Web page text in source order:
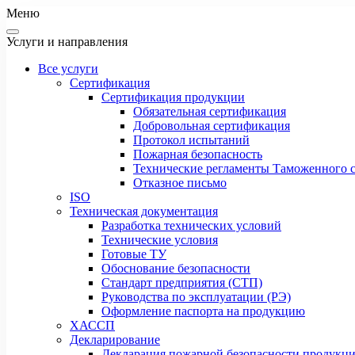
Меню
Услуги и направления
Все услуги
Сертификация
Сертификация продукции
Обязательная сертификация
Добровольная сертификация
Протокол испытаний
Пожарная безопасность
Технические регламенты Таможенного
Отказное письмо
ISO
Техническая документация
Разработка технических условий
Технические условия
Готовые ТУ
Обоснование безопасности
Стандарт предприятия (СТП)
Руководства по эксплуатации (РЭ)
Оформление паспорта на продукцию
ХАССП
Декларирование